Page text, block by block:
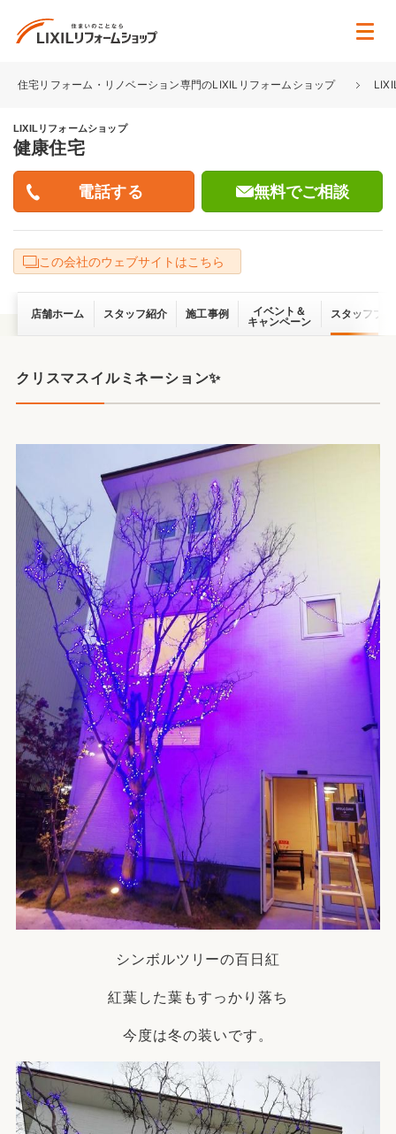
住宅リフォーム・リノベーション専門のLIXILリフォームショップ
LIXILリフォームショップ
健康住宅
無料でご相談
この会社のウェブサイトはこちら
店舗ホーム スタッフ紹介 施工事例
イベント＆
キャンペーン
スタッフブ
クリスマスイルミネーション✨
シンボルツリーの百日紅
紅葉した葉もすっかり落ち
今度は冬の装いです。